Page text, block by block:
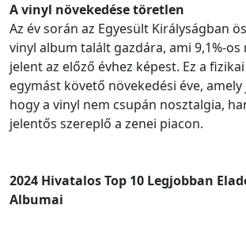
A vinyl növekedése töretlen
Az év során az Egyesült Királyságban
vinyl album talált gazdára, ami 9,1%-os
jelent az előző évhez képest. Ez a
egymást követő növekedési éve,
hogy a vinyl nem csupán nosztalgia,
jelentős szereplő a zenei piacon.
2024 Hivatalos Top 10 Legjobban
Albumai